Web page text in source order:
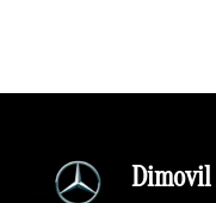
Dimovil